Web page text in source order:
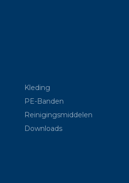
Kleding
PE-Banden
Reinigingsmiddelen
Downloads